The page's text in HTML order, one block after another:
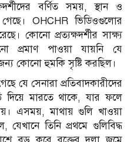
বর্ণিত সময়, স্থান ও
গেছে। OHCHR ভিডিওগুলোর
কোনো প্রত্যক্ষদর্শীর সাক্ষ্য
প্রমাণ পাওয়া যায়নি যে
কোনো হুমকি সৃষ্টি করছিল।
যে সেনারা প্রতিবাদকারীদের
দিয়ে মারতে থাকে, যার ফলে
এসময়, মাথায় গুলি খাওয়া
যেখানে তিনি প্রথমে গুলিবিদ্ধ